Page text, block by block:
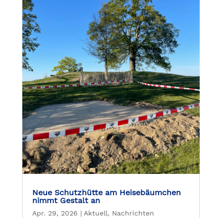
Neue Schutzhütte am Heisebäumchen
nimmt Gestalt an
Apr. 29, 2026 | Aktuell, Nachrichten